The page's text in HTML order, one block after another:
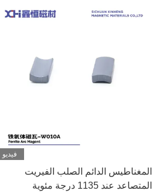
فيديو
المغناطيس الدائم الصلب الفيريت
المتصاعد عند 1135 درجة مئوية